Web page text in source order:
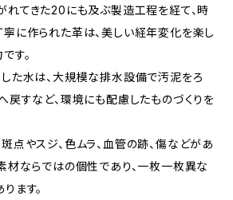
てきた20にも及ぶ製造工程を経て、時
に作られた革は、美しい経年変化を楽し
す。
た水は、大規模な排水設備で汚泥をろ
戻すなど、環境にも配慮したものづくりを
点やスジ、色ムラ、血管の跡、傷などがあ
材ならではの個性であり、一枚一枚異な
ます。